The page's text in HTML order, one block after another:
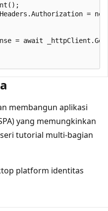
=
= await
membangun aplikasi
yang memungkinkan
tutorial multi-bagian
platform identitas